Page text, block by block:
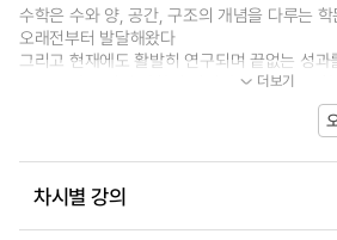
수학은 수와 양, 공간, 구조의 개념을 다루는
오래전부터 발달해왔다
그리고 현재에도 활발히 연구되며 끝없는 성
보는 또다른 언어 과학의 언어라고 불리는 수학
더보기
차시별 강의